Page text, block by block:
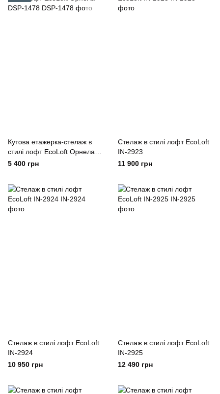
Кутова етажерка-стелаж в
стилі лофт EcoLoft Орнела
DSP-1478
5 400 грн
Cтелаж в стилі лофт EcoLoft
IN-2923
11 900 грн
Cтелаж в стилі лофт EcoLoft
IN-2924
10 950 грн
Cтелаж в стилі лофт EcoLoft
IN-2925
12 490 грн